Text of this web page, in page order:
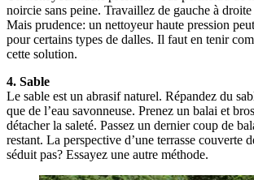
noircie sans peine. Travaillez de gauche à droite
Mais prudence: un nettoyeur haute pression
pour certains types de dalles. Il faut en tenir
cette solution.
4. Sable
Le sable est un abrasif naturel. Répandez du
que de l’eau savonneuse. Prenez un balai et
détacher la saleté. Passez un dernier coup de
restant. La perspective d’une terrasse couverte
séduit pas? Essayez une autre méthode.